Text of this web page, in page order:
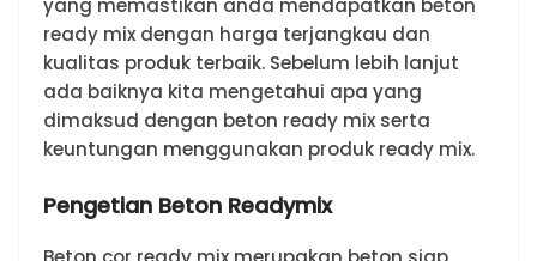
yang memastikan anda mendapatkan beton
ready mix dengan harga terjangkau dan
kualitas produk terbaik. Sebelum lebih lanjut
ada baiknya kita mengetahui apa yang
dimaksud dengan beton ready mix serta
keuntungan menggunakan produk ready mix.
Pengetian Beton Readymix